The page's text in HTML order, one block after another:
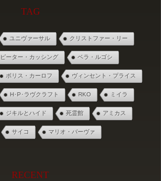
TAG
ユニヴァーサル クリストファー・リー
ピーター・カッシング ベラ・ルゴシ
ボリス・カーロフ ヴィンセント・プライス
H･P･ラヴクラフト RKO ミイラ
ジキルとハイド 死霊館 アミカス
サイコ マリオ・バーヴァ
RECENT